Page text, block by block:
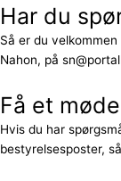
Har du
Så er du
Nahon, på
Få et møde
Hvis du har
bestyrelsesposter,